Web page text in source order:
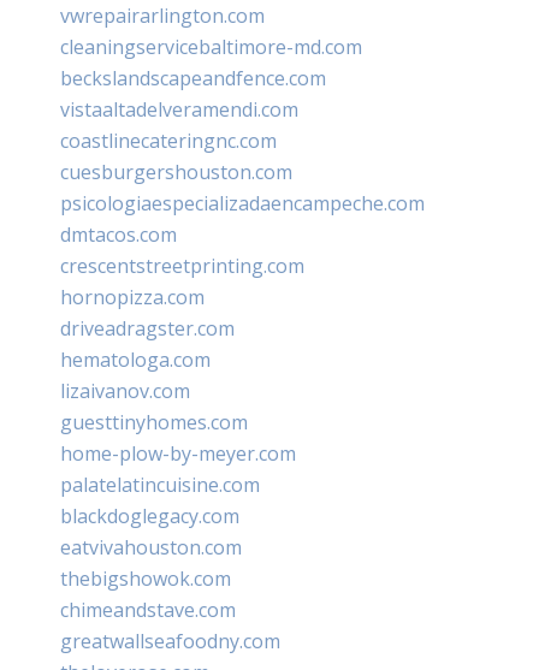
vwrepairarlington.com
cleaningservicebaltimore-md.com
beckslandscapeandfence.com
vistaaltadelveramendi.com
coastlinecateringnc.com
cuesburgershouston.com
psicologiaespecializadaencampeche.com
dmtacos.com
crescentstreetprinting.com
hornopizza.com
driveadragster.com
hematologa.com
lizaivanov.com
guesttinyhomes.com
home-plow-by-meyer.com
palatelatincuisine.com
blackdoglegacy.com
eatvivahouston.com
thebigshowok.com
chimeandstave.com
greatwallseafoodny.com